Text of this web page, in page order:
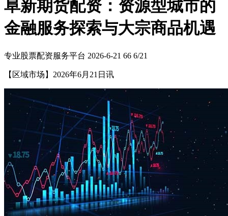
阜新期货配资：资源型城市的
金融服务探索与大宗商品机遇
专业股票配资服务平台 2026-6-21 66 6/21
【区域市场】2026年6月21日讯